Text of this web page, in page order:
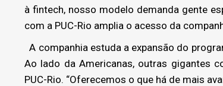
à fintech, nosso modelo demanda gente
com a PUC-Rio amplia o acesso da
A companhia estuda a expansão do
Ao lado da Americanas, outras gigantes
PUC-Rio. “Oferecemos o que há de mais